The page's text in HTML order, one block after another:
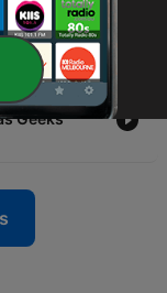
Power
Geeks
Novo Batman
Geeks